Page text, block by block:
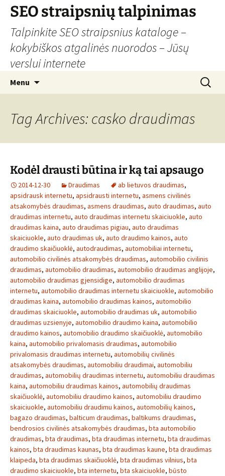
Skip
content
SEO straipsnių talpinimas
Talpinkite SEO straipsnius kataloge –
kokybiškos atgalinės nuorodos – Jūsų
verslui internete
Menu
Search
for:
Tag Archives: casko draudimas
Kodėl drausti būtina ir ką tai apsaugo
2014-12-30 Draudimas ab lietuvos draudimas,
apsidrausk internetu, apsidrausti internetu, asmens civilinės
atsakomybės draudimas, asmens draudimas, auto draudimas, auto
draudimas internetu, auto draudimas internetu skaiciuokle, auto
draudimas kaina, auto draudimas pigiau, auto draudimas
skaiciuokle, auto draudimas uk, auto draudimo kainos, auto
draudimo skaičiuoklė, autodraudimas, automobiliai internetu,
automobilio civilinės atsakomybės draudimas, automobilio civilinis
draudimas, automobilio draudimas, automobilio draudimas anglijoje,
automobilio draudimas gjensidige, automobilio draudimas
internetu, automobilio draudimas internetu skaiciuokle, automobilio
draudimas kaina, automobilio draudimas kainos, automobilio
draudimas skaiciuokle, automobilio draudimas uk, automobilio
draudimas uzsienyje, automobilio draudimo kaina, automobilio
draudimo kainos, automobilio draudimo skaičiuoklė, automobilio
kaina, automobilio privalomasis draudimas, automobilio
privalomasis draudimas internetu, automobilių civilinės
atsakomybės draudimas, automobiliu draudimai, automobiliu
draudimas, automobilių draudimas internetu, automobiliu draudimas
kaina, automobiliu draudimas kainos, automobilių draudimas
skaičiuoklė, automobiliu draudimo kainos, automobiliu draudimo
skaiciuokle, automobiliu draudimu kainos, automobilių kainos,
bagazo draudimas, balticum draudimas, baltikums draudimas,
bendrosios civilinės atsakomybės draudimas, bta automobilio
draudimas, bta draudimas, bta draudimas internetu, bta draudimas
kainos, bta draudimas kaunas, bta draudimas kaune, bta draudimas
klaipeda, bta draudimas skaičiuoklė, bta draudimas vilnius, bta
draudimo skaiciuokle, bta internetu, bta skaiciuokle, būsto